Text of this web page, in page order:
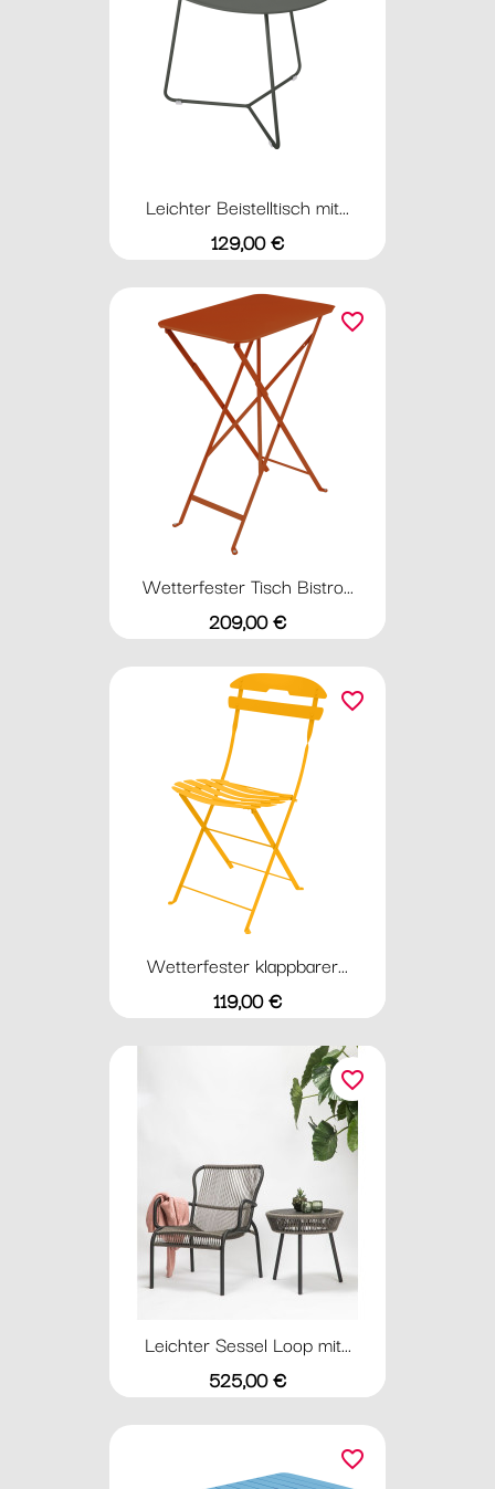
Leichter Beistelltisch mit...
Preis
129,00 €
Wetterfester Tisch Bistro...
Preis
209,00 €
favorite_border
Wetterfester klappbarer...
Preis
119,00 €
favorite_border
Leichter Sessel Loop mit...
Preis
525,00 €
favorite_border
favorite_border